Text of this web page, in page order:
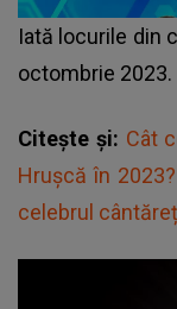
Iată locurile din
octombrie 2023.
Citește și: Cât
Hrușcă în
celebrul cântăreț